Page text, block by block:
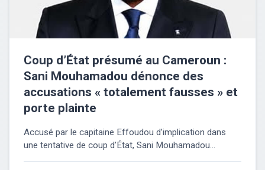
Coup d’État présumé au Cameroun :
Sani Mouhamadou dénonce des
accusations « totalement fausses » et
porte plainte
Accusé par le capitaine Effoudou d’implication dans
une tentative de coup d’État, Sani Mouhamadou...